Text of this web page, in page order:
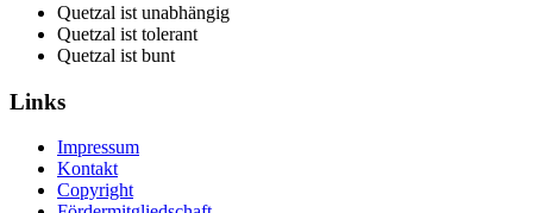
Quetzal ist unabhängig
Quetzal ist tolerant
Quetzal ist bunt
Links
Impressum
Kontakt
Copyright